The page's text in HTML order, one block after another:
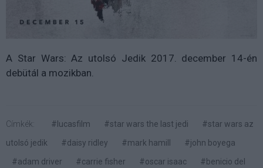
A Star Wars: Az utolsó Jedik 2017. december 14-én
debütál a mozikban.
Címkék: #lucasfilm #star wars the last jedi
#star wars az
utolsó jedik
#daisy ridley #mark hamill
#john boyega
#adam driver
#carrie fisher #oscar isaac
#benicio del